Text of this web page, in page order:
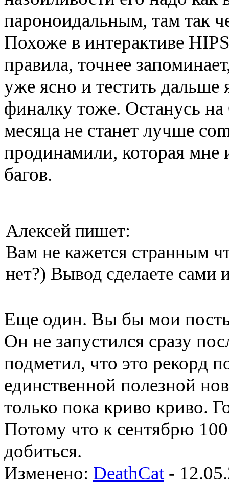
пароноидальным, там так
Похоже в интерактиве
правила, точнее
уже ясно и тестить дальше
финалку тоже. Останусь на
месяца не станет лучше
продинамили, которая мне
багов.
Алексей пишет:
Вам не кажется странным
нет?) Вывод сделаете сами
Еще один. Вы бы мои
Он не запустился сразу
подметил, что это рекорд
единственной полезной
только пока криво криво.
Потому что к сентябрю
добиться.
Изменено: DeathCat -